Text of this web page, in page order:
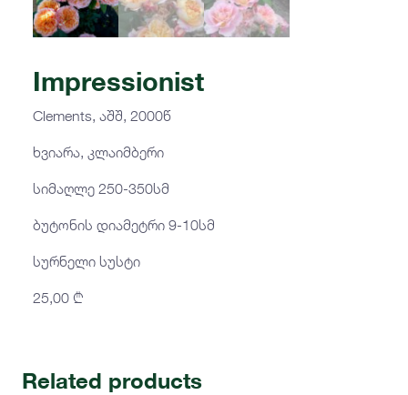
Impressionist
Clements, აშშ, 2000წ
ხვიარა, კლაიმბერი
სიმაღლე 250-350სმ
ბუტონის დიამეტრი 9-10სმ
სურნელი სუსტი
25,00 ₾
Related products